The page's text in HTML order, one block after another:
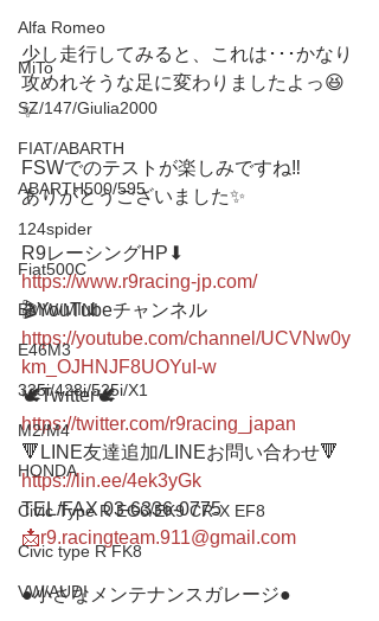
Alfa Romeo
MiTo
SZ/147/Giulia2000
FIAT/ABARTH
ABARTH500/595
124spider
Fiat500C
BMW/MINI
E46M3
335i/428i/525i/X1
M2/M4
HONDA
Civic Type R EG6/EK9 CR-X EF8
Civic type R FK8
VW/AUDI
少し走行してみると、これは･･･かなり
攻めれそうな足に変わりましたよっ😆
✨
FSWでのテストが楽しみですね‼️
ありがとうございました✨
R9レーシングHP⬇︎
https://www.r9racing-jp.com/
🎬YouTubeチャンネル
https://youtube.com/channel/UCVNw0y
km_OJHNJF8UOYuI-w
🕊Twitter🕊
https://twitter.com/r9racing_japan
🔻LINE友達追加/LINEお問い合わせ🔻
https://lin.ee/4ek3yGk
TEL/FAX 03-6336-0775
📩r9.racingteam.911@gmail.com
●小さなメンテナンスガレージ●